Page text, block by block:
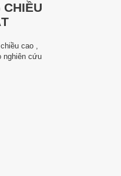
cao ,
nghiên cứu